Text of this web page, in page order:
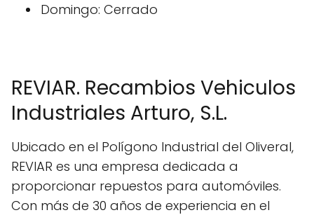
Domingo: Cerrado
REVIAR. Recambios Vehiculos
Industriales Arturo, S.L.
Ubicado en el Polígono Industrial del Oliveral,
REVIAR es una empresa dedicada a
proporcionar repuestos para automóviles.
Con más de 30 años de experiencia en el